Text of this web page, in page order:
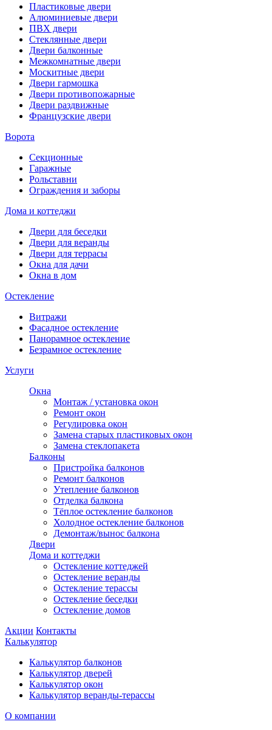
Пластиковые двери
Алюминиевые двери
ПВХ двери
Стеклянные двери
Двери балконные
Межкомнатные двери
Москитные двери
Двери гармошка
Двери противопожарные
Двери раздвижные
Французские двери
Ворота
Секционные
Гаражные
Рольставни
Ограждения и заборы
Дома и коттеджи
Двери для беседки
Двери для веранды
Двери для террасы
Окна для дачи
Окна в дом
Остекление
Витражи
Фасадное остекление
Панорамное остекление
Безрамное остекление
Услуги
Окна
Монтаж / установка окон
Ремонт окон
Регулировка окон
Замена старых пластиковых окон
Замена стеклопакета
Балконы
Пристройка балконов
Ремонт балконов
Утепление балконов
Отделка балкона
Тёплое остекление балконов
Холодное остекление балконов
Демонтаж/вынос балкона
Двери
Дома и коттеджи
Остекление коттеджей
Остекление веранды
Остекление терассы
Остекление беседки
Остекление домов
Акции Контакты
Калькулятор
Калькулятор балконов
Калькулятор дверей
Калькулятор окон
Калькулятор веранды-терассы
О компании